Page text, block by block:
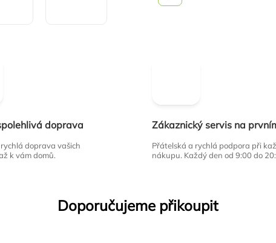
doprava
doprava vašich
k vám domů.
Zákaznický servis na
Přátelská a rychlá podpora při
nákupu. Každý den od 9:00 do
Doporučujeme přikoupit